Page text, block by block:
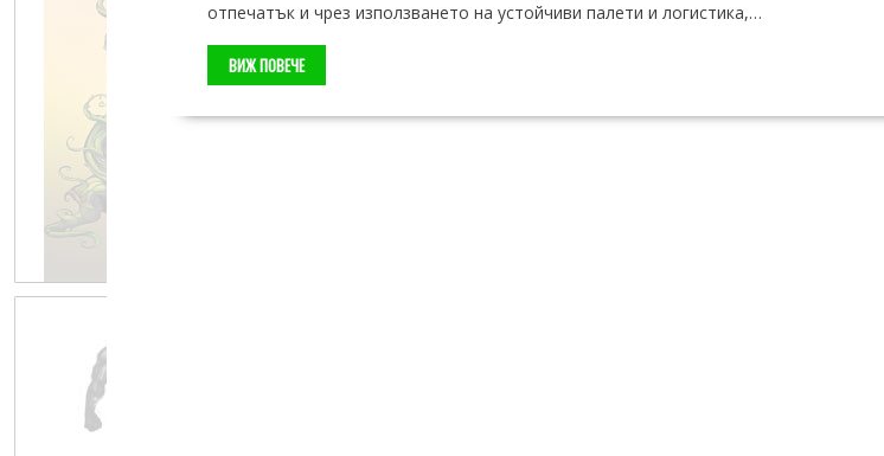
отпечатък и чрез използването на устойчиви палети и логистика,…
ВИЖ ПОВЕЧЕ